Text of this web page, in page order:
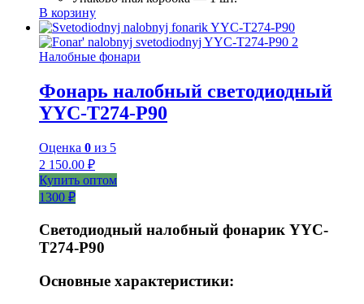
В корзину
Налобные фонари
Фонарь налобный светодиодный
YYC-T274-P90
Оценка 0 из 5
2 150.00 ₽
Купить оптом
1300 ₽
Светодиодный налобный фонарик YYC-
T274-P90
Основные характеристики: